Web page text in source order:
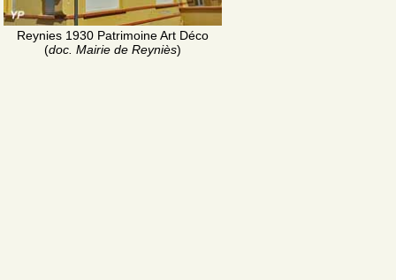
Reynies 1930 Patrimoine Art Déco
(doc. Mairie de Reyniès)